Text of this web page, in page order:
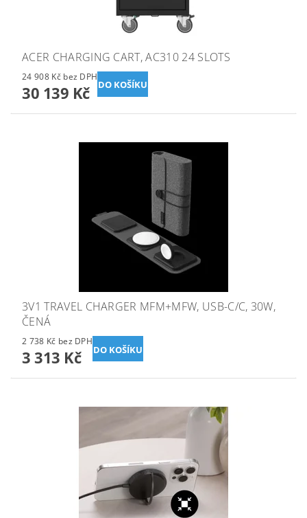
ACER CHARGING CART, AC310 24 SLOTS
24 908 Kč bez DPH
30 139 Kč
3V1 TRAVEL CHARGER MFM+MFW, USB-C/C, 30W,
ČENÁ
2 738 Kč bez DPH
3 313 Kč